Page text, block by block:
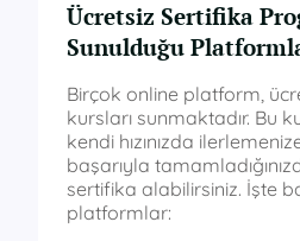
Ücretsiz Sertifika
Sunulduğu
Birçok online platform,
kursları sunmaktadır. Bu
kendi hızınızda
başarıyla
sertifika alabilirsiniz. İşte
platformlar: